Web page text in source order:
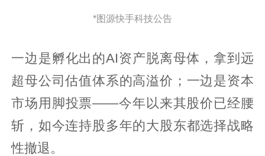
*图源快手科技公告
一边是孵化出的AI资产脱离母体，拿到远
超母公司估值体系的高溢价；一边是资本
市场用脚投票——今年以来其股价已经腰
斩，如今连持股多年的大股东都选择战略
性撤退。